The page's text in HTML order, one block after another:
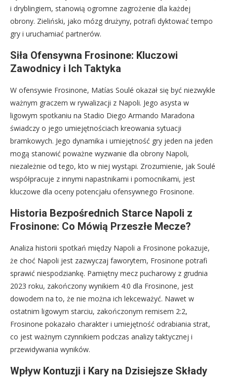
i dryblingiem, stanowią ogromne zagrożenie dla każdej
obrony. Zieliński, jako mózg drużyny, potrafi dyktować tempo
gry i uruchamiać partnerów.
Siła Ofensywna Frosinone: Kluczowi
Zawodnicy i Ich Taktyka
W ofensywie Frosinone, Matías Soulé okazał się być niezwykle
ważnym graczem w rywalizacji z Napoli. Jego asysta w
ligowym spotkaniu na Stadio Diego Armando Maradona
świadczy o jego umiejętnościach kreowania sytuacji
bramkowych. Jego dynamika i umiejętność gry jeden na jeden
mogą stanowić poważne wyzwanie dla obrony Napoli,
niezależnie od tego, kto w niej wystąpi. Zrozumienie, jak Soulé
współpracuje z innymi napastnikami i pomocnikami, jest
kluczowe dla oceny potencjału ofensywnego Frosinone.
Historia Bezpośrednich Starce Napoli z
Frosinone: Co Mówią Przeszłe Mecze?
Analiza historii spotkań między Napoli a Frosinone pokazuje,
że choć Napoli jest zazwyczaj faworytem, Frosinone potrafi
sprawić niespodziankę. Pamiętny mecz pucharowy z grudnia
2023 roku, zakończony wynikiem 4:0 dla Frosinone, jest
dowodem na to, że nie można ich lekceważyć. Nawet w
ostatnim ligowym starciu, zakończonym remisem 2:2,
Frosinone pokazało charakter i umiejętność odrabiania strat,
co jest ważnym czynnikiem podczas analizy taktycznej i
przewidywania wyników.
Wpływ Kontuzji i Kary na Dzisiejsze Składy